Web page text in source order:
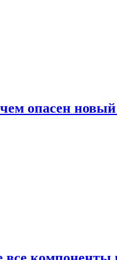
опасен новый